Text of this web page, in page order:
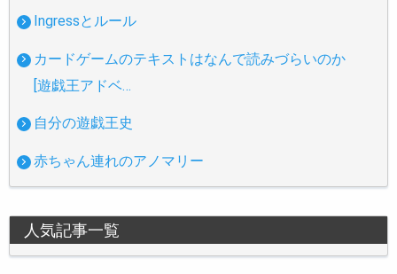
Ingressとルール
カードゲームのテキストはなんで読みづらいのか
[遊戯王アドベ…
自分の遊戯王史
赤ちゃん連れのアノマリー
人気記事一覧